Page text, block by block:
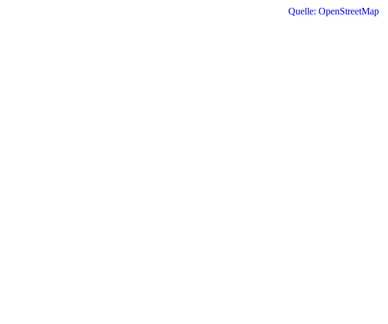
Quelle: OpenStreetMap